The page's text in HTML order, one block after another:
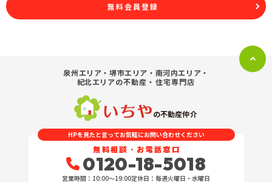
無料会員登録
泉州エリア・堺市エリア・南河内エリア・
紀北エリアの不動産・住宅専門店
の不動産仲介
HPを見たと言ってお気軽にお問い合わせください
無料相談・お電話窓口
0120-18-5018
営業時間：10:00〜19:00定休日：毎週火曜日・水曜日